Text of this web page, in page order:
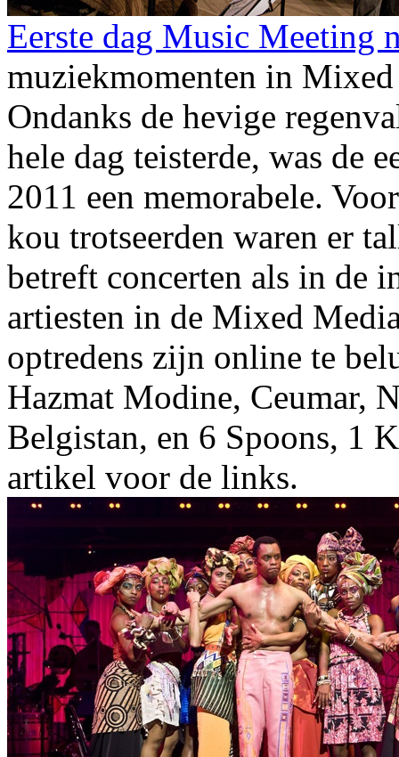
Eerste dag Music Meeting
muziekmomenten in
Ondanks de hevige
hele dag teisterde, was de
2011 een memorabele.
kou trotseerden waren er
betreft concerten als in de
artiesten in de Mixed
optredens zijn online te
Hazmat Modine, Ceumar,
Belgistan, en 6 Spoons, 1
artikel voor de links.